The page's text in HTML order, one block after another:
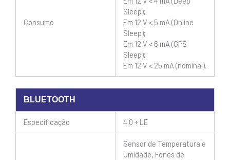
Consumo
Sleep);
Em 12 V < 5 mA (Online
Sleep);
Em 12 V < 6 mA (GPS
Sleep);
Em 12 V < 25 mA (nominal).
BLUETOOTH
Especificação 4.0 + LE
Sensor de Temperatura e
Umidade, Fones de